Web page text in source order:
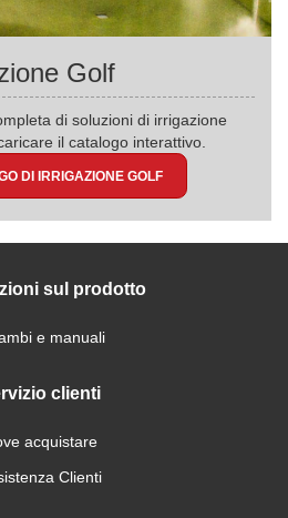
Golf
di soluzioni di irrigazione
il catalogo interattivo.
DI IRRIGAZIONE GOLF
sul prodotto
e manuali
clienti
acquistare
Clienti